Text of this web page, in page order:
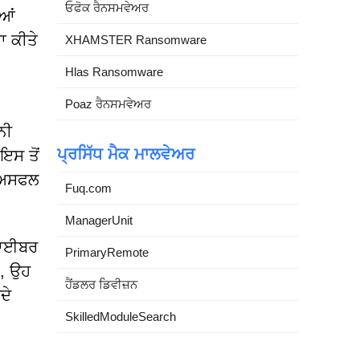
ਕੀਤੇ
ਇਸ ਤੋਂ
ਉਹ
ਓਫੋਕ ਰੈਨਸਮਵੇਅਰ
XHAMSTER Ransomware
Hlas Ransomware
Poaz ਰੈਨਸਮਵੇਅਰ
ਪ੍ਰਸਿੱਧ ਮੈਕ ਮਾਲਵੇਅਰ
Fuq.com
ManagerUnit
PrimaryRemote
ਹੈਂਡਲਰ ਡਿਵੀਜ਼ਨ
SkilledModuleSearch